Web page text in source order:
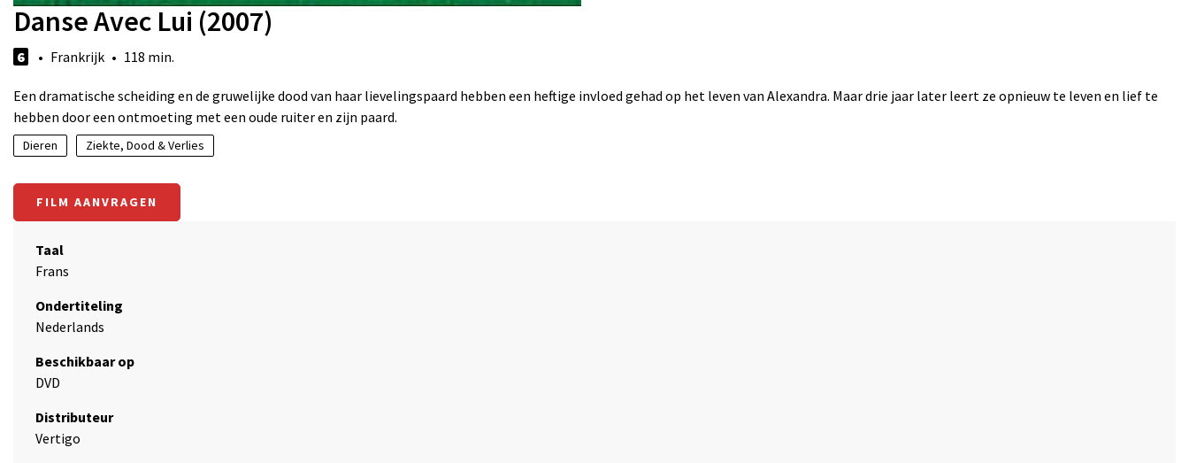
Danse Avec Lui (2007)
6 • Frankrijk • 118 min.
Een dramatische scheiding en de gruwelijke dood van haar lievelingspaard hebben een heftige invloed gehad op het leven van Alexandra. Maar drie jaar later leert ze opnieuw te leven en lief te
hebben door een ontmoeting met een oude ruiter en zijn paard.
Dieren Ziekte, Dood & Verlies
FILM AANVRAGEN
Taal
Frans
Ondertiteling
Nederlands
Beschikbaar op
DVD
Distributeur
Vertigo